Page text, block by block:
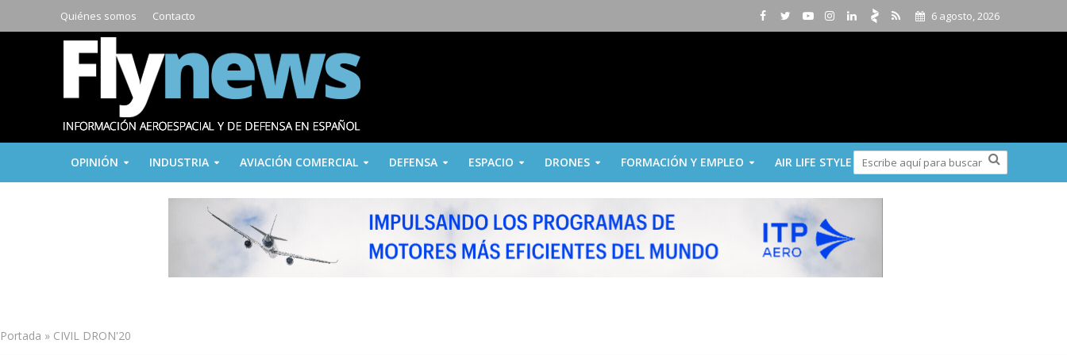
Quiénes somos Contacto 6 agosto, 2026
OPINIÓN INDUSTRIA AVIACIÓN COMERCIAL DEFENSA ESPACIO DRONES FORMACIÓN Y EMPLEO AIR LIFE STYLE
Portada » CIVIL DRON'20